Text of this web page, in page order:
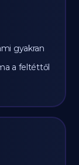
gyakran
a feltéttől